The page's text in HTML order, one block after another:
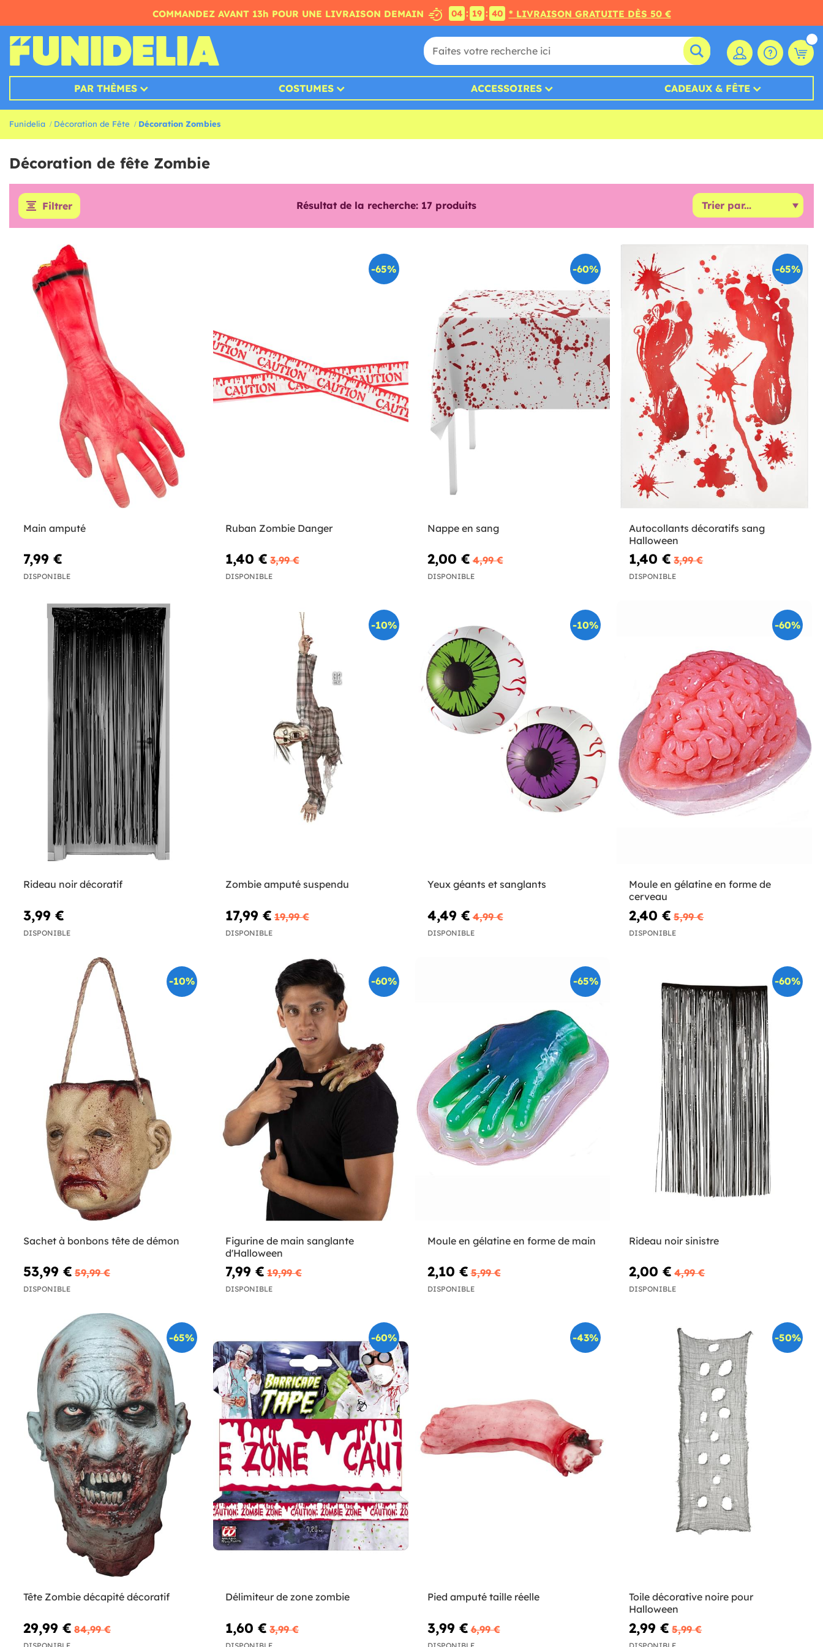
COMMANDEZ AVANT 13h POUR UNE LIVRAISON DEMAIN 04 : 19 : 38 * LIVRAISON GRATUITE DÈS 50 €
PAR THÈMES COSTUMES ACCESSOIRES CADEAUX & FÊTE
Funidelia Décoration de Fête Décoration Zombies
Décoration de fête Zombie
Filtrer Résultat de la recherche: 17 produits
Main amputé
7,99 €
DISPONIBLE
-65%
Ruban Zombie Danger
1,40 € 3,99 €
DISPONIBLE
-60%
Nappe en sang
2,00 € 4,99 €
DISPONIBLE
-65%
Autocollants décoratifs sang
Halloween
1,40 € 3,99 €
DISPONIBLE
Rideau noir décoratif
3,99 €
DISPONIBLE
-10%
Zombie amputé suspendu
17,99 € 19,99 €
DISPONIBLE
-10%
Yeux géants et sanglants
4,49 € 4,99 €
DISPONIBLE
-60%
Moule en gélatine en forme de
cerveau
2,40 € 5,99 €
DISPONIBLE
-10%
Sachet à bonbons tête de démon
53,99 € 59,99 €
DISPONIBLE
-60%
Figurine de main sanglante
d'Halloween
7,99 € 19,99 €
DISPONIBLE
-65%
Moule en gélatine en forme de main
2,10 € 5,99 €
DISPONIBLE
-60%
Rideau noir sinistre
2,00 € 4,99 €
DISPONIBLE
-65%
Tête Zombie décapité décoratif
29,99 € 84,99 €
-60%
Délimiteur de zone zombie
1,60 € 3,99 €
-43%
Pied amputé taille réelle
3,99 € 6,99 €
-50%
Toile décorative noire pour
Halloween
2,99 € 5,99 €